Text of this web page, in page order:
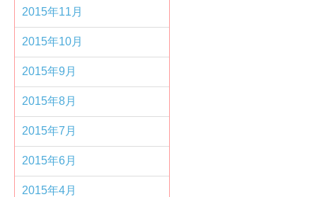
2015年11月
2015年10月
2015年9月
2015年8月
2015年7月
2015年6月
2015年4月